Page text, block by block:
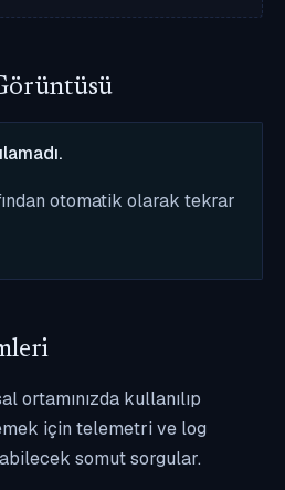
otomatik olarak tekrar
ortamınızda kullanılıp
için telemetri ve log
somut sorgular.